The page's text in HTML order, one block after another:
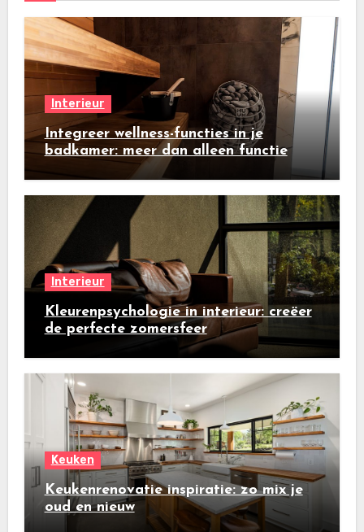
Interieur
Integreer wellness-functies in je
badkamer: meer dan alleen functie
Interieur
Kleurenpsychologie in interieur: creëer
de perfecte zomersfeer
Keuken
Keukenrenovatie inspiratie: zo mix je
oud en nieuw